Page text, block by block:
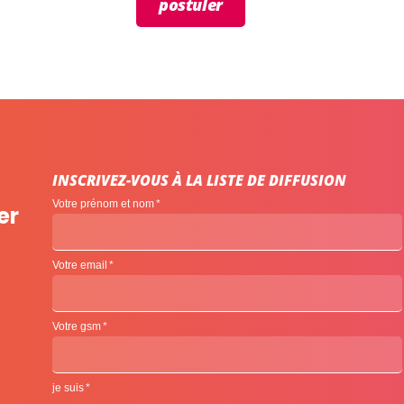
postuler
INSCRIVEZ-VOUS À LA LISTE DE DIFFUSION
Votre prénom et nom
Votre email
Votre gsm
je suis